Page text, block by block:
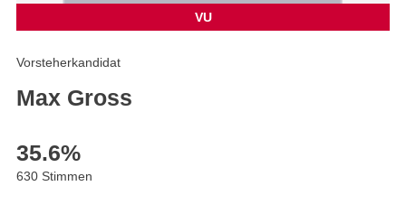
VU
Vorsteherkandidat
Max Gross
35.6%
630 Stimmen